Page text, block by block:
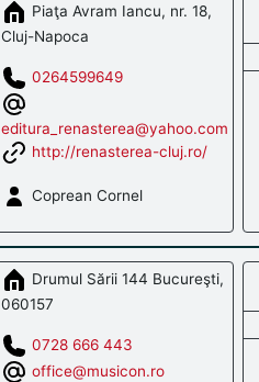
Piaţa Avram Iancu, nr. 18,
Cluj-Napoca
0264599649
editura_renasterea@yahoo.com
http://renasterea-cluj.ro/
Coprean Cornel
Drumul Sării 144 Bucureşti,
060157
0728 666 443
office@musicon.ro